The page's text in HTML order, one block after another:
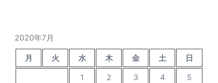
2020年7月
月 火 水 木 金 土
日
1
2 3 4
5